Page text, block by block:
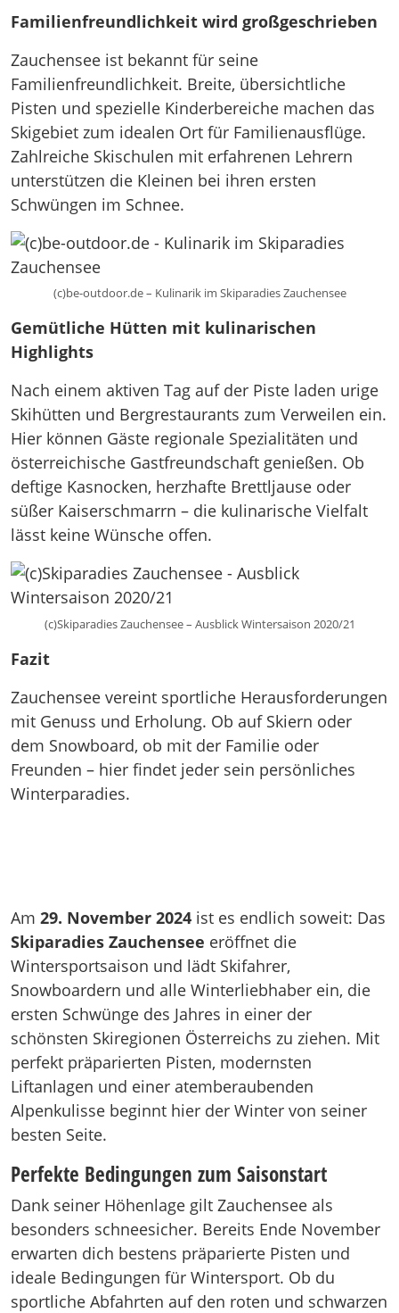
Familienfreundlichkeit wird großgeschrieben
Zauchensee ist bekannt für seine
Familienfreundlichkeit. Breite, übersichtliche
Pisten und spezielle Kinderbereiche machen das
Skigebiet zum idealen Ort für Familienausflüge.
Zahlreiche Skischulen mit erfahrenen Lehrern
unterstützen die Kleinen bei ihren ersten
Schwüngen im Schnee.​
(c)be-outdoor.de – Kulinarik im Skiparadies Zauchensee
Gemütliche Hütten mit kulinarischen
Highlights
Nach einem aktiven Tag auf der Piste laden urige
Skihütten und Bergrestaurants zum Verweilen ein.
Hier können Gäste regionale Spezialitäten und
österreichische Gastfreundschaft genießen. Ob
deftige Kasnocken, herzhafte Brettljause oder
süßer Kaiserschmarrn – die kulinarische Vielfalt
lässt keine Wünsche offen.​
(c)Skiparadies Zauchensee – Ausblick Wintersaison 2020/21
Fazit
Zauchensee vereint sportliche Herausforderungen
mit Genuss und Erholung. Ob auf Skiern oder
dem Snowboard, ob mit der Familie oder
Freunden – hier findet jeder sein persönliches
Winterparadies.
Am 29. November 2024 ist es endlich soweit: Das
Skiparadies Zauchensee eröffnet die
Wintersportsaison und lädt Skifahrer,
Snowboardern und alle Winterliebhaber ein, die
ersten Schwünge des Jahres in einer der
schönsten Skiregionen Österreichs zu ziehen. Mit
perfekt präparierten Pisten, modernsten
Liftanlagen und einer atemberaubenden
Alpenkulisse beginnt hier der Winter von seiner
besten Seite.
Perfekte Bedingungen zum Saisonstart
Dank seiner Höhenlage gilt Zauchensee als
besonders schneesicher. Bereits Ende November
erwarten dich bestens präparierte Pisten und
ideale Bedingungen für Wintersport. Ob du
sportliche Abfahrten auf den roten und schwarzen